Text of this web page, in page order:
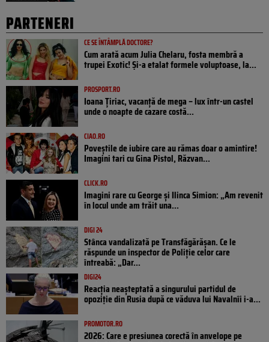
PARTENERI
CE SE ÎNTÂMPLĂ DOCTORE?
Cum arată acum Julia Chelaru, fosta membră a
trupei Exotic! Și-a etalat formele voluptoase, la...
PROSPORT.RO
Ioana Țiriac, vacanță de mega – lux într-un castel
unde o noapte de cazare costă...
CIAO.RO
Poveştile de iubire care au rămas doar o amintire!
Imagini tari cu Gina Pistol, Răzvan...
CLICK.RO
Imagini rare cu George și Ilinca Simion: „Am revenit
în locul unde am trăit una...
DIGI 24
Stânca vandalizată pe Transfăgărășan. Ce le
răspunde un inspector de Poliție celor care
întreabă: „Dar...
DIGI24
Reacția neașteptată a singurului partidul de
opoziţie din Rusia după ce văduva lui Navalnîi i-a...
PROMOTOR.RO
2026: Care e presiunea corectă în anvelope pe